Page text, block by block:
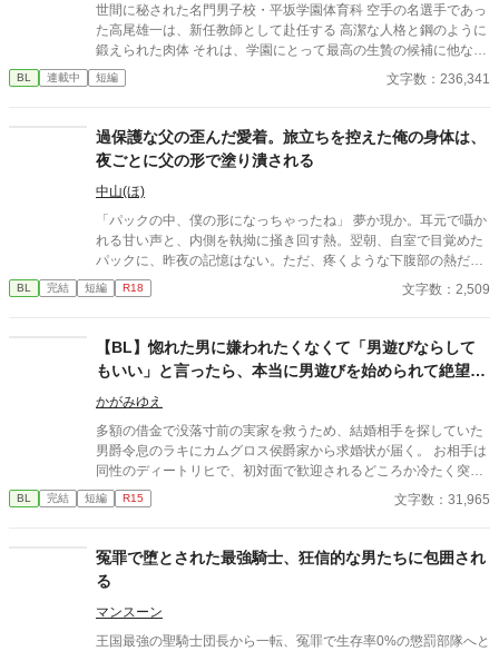
世間に秘された名門男子校・平坂学園体育科 空手の名選手であっ
た高尾雄一は、新任教師として赴任する 高潔な人格と鋼のように
鍛えられた肉体 それは、学園にとって最高の生贄の候補に他なら
なかった 至高の筋肉を持つ、精神を削られ意志をなくした青年を
太古の神に捧げるため、“水”、“風”、“土”の信奉者達が暗躍する 意
校で繰り広げられるダークファンタジー
BL 連載中 短編 文字数：236,341
過保護な父の歪んだ愛着。旅立ちを控えた俺の身体は、
夜ごとに父の形で塗り潰される
中山(ほ)
「パックの中、僕の形になっちゃったね」 夢か現か。耳元で囁か
れる甘い声と、内側を執拗に掻き回す熱。翌朝、自室で目覚めた
パックに、昨夜の記憶はない。ただ、疼くような下腹部の熱だけ
が残っていた。 相談しようと向かった相手こそが、自分を侵食し
ている張本人だとも知らずに、パックは父の部屋の扉を開く。 こ
BL 完結 短編 R18 文字数：2,509
【BL】惚れた男に嫌われたくなくて「男遊びならして
もいい」と言ったら、本当に男遊びを始められて絶望し
ている侯爵令息の話
かがみゆえ
多額の借金で没落寸前の実家を救うため、結婚相手を探していた
男爵令息のラキにカムグロス侯爵家から求婚状が届く。 お相手は
同性のディートリヒで、初対面で歓迎されるどころか冷たく突き
放されてしまう。 『必要最低限関わるな』 『愛人を作るな』
『男遊びならしてもいい』 ディートリヒから実家の借金を完済す
め上手なラキの周りには可愛い令息が集まり、推し活状態に。 一
方、ディートリヒだけが嫉妬で胃を痛める日々。 ラキへの恋心を
BL 完結 短編 R15 文字数：31,965
冤罪で堕とされた最強騎士、狂信的な男たちに包囲され
る
マンスーン
​王国最強の聖騎士団長から一転、冤罪で生存率0%の懲罰部隊へと